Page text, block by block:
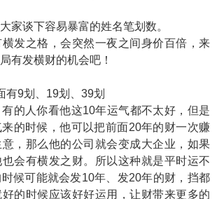
家谈下容易暴富的姓名笔划数。
发之格，会突然一夜之间身价百倍，来
有发横财的机会吧！
有9划、19划、39划
的人你看他这10年运气都不太好，但是
的时候，他可以把前面20年的财一次赚
，那么他的公司就会变成大企业，如果
会有横发之财。所以这种就是平时运不
候可能就会发10年、发20年的财，挡都
的时候应该好好运用，让财带来更多的